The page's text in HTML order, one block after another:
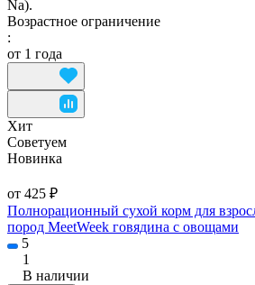
Na).
Возрастное ограничение
:
от 1 года
Хит
Советуем
Новинка
от 425 ₽
Полнорационный сухой корм для
пород MeetWeek говядина с овощами
5
1
В наличии